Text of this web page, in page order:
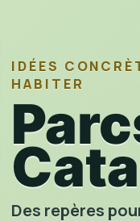
IDÉES
HABITER
Des repères